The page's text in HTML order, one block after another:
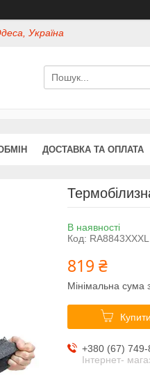
Україна
ДОСТАВКА ТА ОПЛАТА
В наявності
Код: RA8843XXXL
819 ₴
Мінімальна сума
Купити
+380 (67) 749-
Інтернет-